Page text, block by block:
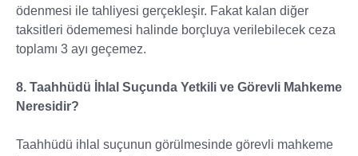
ödenmesi ile tahliyesi gerçekleşir. Fakat kalan diğer
taksitleri ödememesi halinde borçluya verilebilecek ceza
toplamı 3 ayı geçemez.
8. Taahhüdü İhlal Suçunda Yetkili ve Görevli Mahkeme
Neresidir?
Taahhüdü ihlal suçunun görülmesinde görevli mahkeme